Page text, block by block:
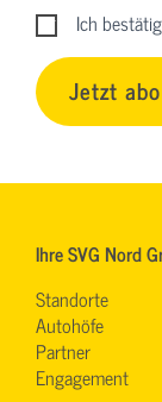
Ich
Jetzt
Ihre SVG Nord
Standorte
Autohöfe
Partner
Engagement